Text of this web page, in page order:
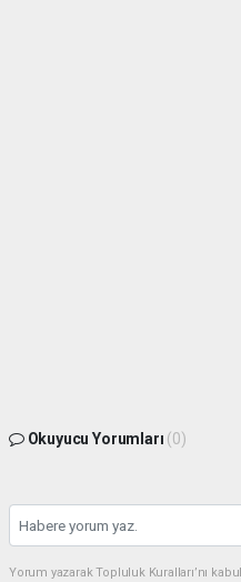
Okuyucu Yorumları (0)
Yorum yazarak Topluluk Kuralları’nı